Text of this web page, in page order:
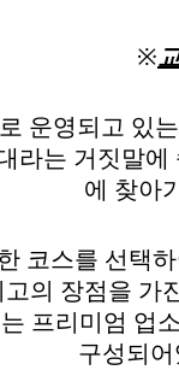
※
운영되고 있
라는 거짓말
에 찾아
코스를 선택
의 장점을 가
프리미엄 업
구성되